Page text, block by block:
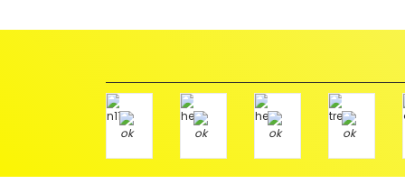
gerekir.
ödemeli olarak göndermenizi rica ederiz.
Antenci Elektronik San.Tic.Ltd.Şti.
Adres : Akıncılar Mh. Pancar Arkası Sk. No:10/B2 KARESİ /
Aras Kargo Anlaşma No : 152 294 193 1342